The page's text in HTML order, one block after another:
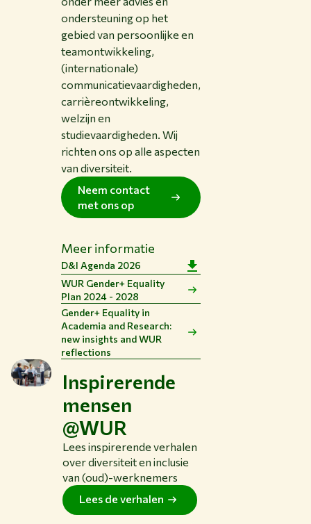
ondersteuning op het
gebied van persoonlijke en
teamontwikkeling,
(internationale)
communicatievaardigheden,
carrièreontwikkeling,
welzijn en
studievaardigheden. Wij
richten ons op alle aspecten
van diversiteit.
Neem contact
met ons op
Meer informatie
D&I Agenda 2026
WUR Gender+ Equality
Plan 2024 - 2028
Gender+ Equality in
Academia and Research:
new insights and WUR
reflections
Inspirerende
mensen
@WUR
Lees inspirerende verhalen
over diversiteit en inclusie
van (oud)-werknemers
Lees de verhalen